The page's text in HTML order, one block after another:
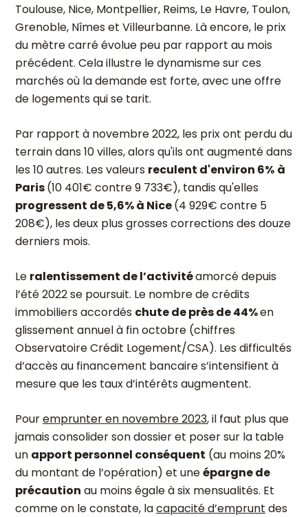
Toulouse, Nice, Montpellier, Reims, Le Havre, Toulon,
Grenoble, Nîmes et Villeurbanne. Là encore, le prix
du mètre carré évolue peu par rapport au mois
précédent. Cela illustre le dynamisme sur ces
marchés où la demande est forte, avec une offre
de logements qui se tarit.
Par rapport à novembre 2022, les prix ont perdu du
terrain dans 10 villes, alors qu'ils ont augmenté dans
les 10 autres. Les valeurs reculent d'environ 6% à
Paris(10 401€ contre 9 733€), tandis qu'elles
progressent de 5,6% à Nice(4 929€ contre 5
208€), les deux plus grosses corrections des douze
derniers mois.
Le ralentissement de l’activitéamorcé depuis
l’été 2022 se poursuit. Le nombre de crédits
immobiliers accordés chute de près de 44%en
glissement annuel à fin octobre (chiffres
Observatoire Crédit Logement/CSA). Les difficultés
d’accès au financement bancaire s’intensifient à
mesure que les taux d’intérêts augmentent.
Pouremprunter en novembre 2023, il faut plus que
jamais consolider son dossier et poser sur la table
un apport personnel conséquent (au moins 20%
du montant de l’opération) et uneépargne de
précaution au moins égale à six mensualités. Et
comme on le constate, lacapacité d’emprunt des